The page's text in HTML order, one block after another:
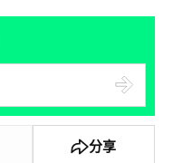
分享